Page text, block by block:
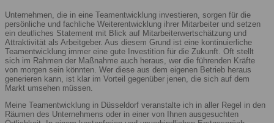
Unternehmen, die in eine Teamentwicklung investieren, sorgen für die
persönliche und fachliche Weiterentwicklung ihrer Mitarbeiter und setzen
ein deutliches Statement mit Blick auf Mitarbeiterwertschätzung und
Attraktivität als Arbeitgeber. Aus diesem Grund ist eine kontinuierliche
Teamentwicklung immer eine gute Investition für die Zukunft. Oft stellt
sich im Rahmen der Maßnahme auch heraus, wer die führenden Kräfte
von morgen sein könnten. Wer diese aus dem eigenen Betrieb heraus
generieren kann, ist klar im Vorteil gegenüber jenen, die sich auf dem
Markt umsehen müssen.
Meine Teamentwicklung in Düsseldorf veranstalte ich in aller Regel in den
Räumen des Unternehmens oder in einer von Ihnen ausgesuchten